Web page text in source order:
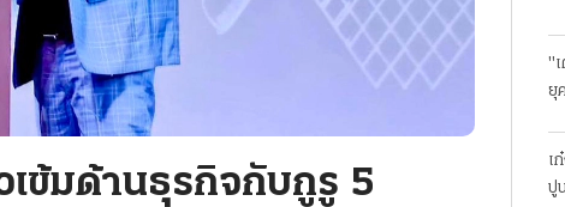
ข้มด้านธุรกิจกับกูรู 5
"
ยุ
เ
ปู